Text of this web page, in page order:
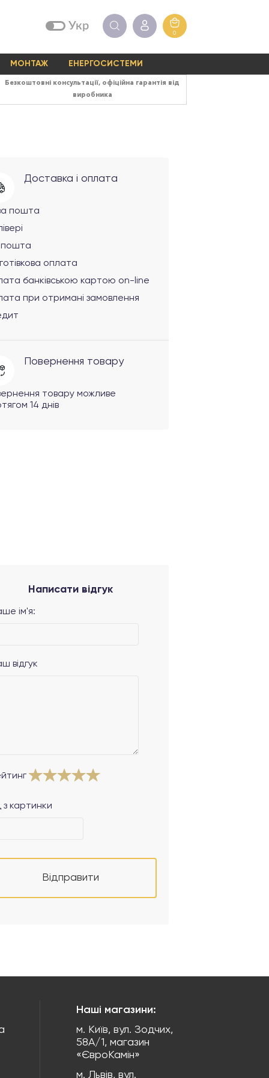
Укр
0
МОНТАЖ ЕНЕРГОСИСТЕМИ
Безкоштовні консультації, офіційна гарантія від
виробника
Доставка і оплата
пошта
оплата
банківською картою on-line
при отримані замовлення
Повернення товару
товару можливе
14 днів
Написати відгук
ім'я:
відгук
з картинки
Відправити
Наші магазини:
м. Київ, вул. Зодчих,
58А/1, магазин
«ЄвроКамін»
м. Львів, вул.